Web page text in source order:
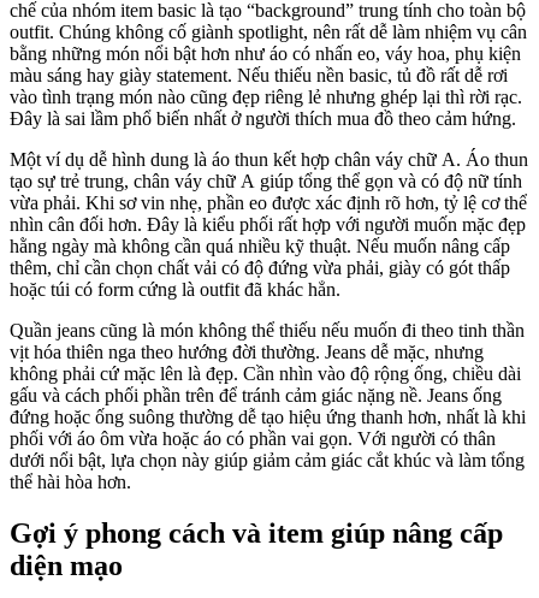
chế của nhóm item basic là tạo “background” trung tính cho toàn bộ
outfit. Chúng không cố giành spotlight, nên rất dễ làm nhiệm vụ cân
bằng những món nổi bật hơn như áo có nhấn eo, váy hoa, phụ kiện
màu sáng hay giày statement. Nếu thiếu nền basic, tủ đồ rất dễ rơi
vào tình trạng món nào cũng đẹp riêng lẻ nhưng ghép lại thì rời rạc.
Đây là sai lầm phổ biến nhất ở người thích mua đồ theo cảm hứng.
Một ví dụ dễ hình dung là áo thun kết hợp chân váy chữ A. Áo thun
tạo sự trẻ trung, chân váy chữ A giúp tổng thể gọn và có độ nữ tính
vừa phải. Khi sơ vin nhẹ, phần eo được xác định rõ hơn, tỷ lệ cơ thể
nhìn cân đối hơn. Đây là kiểu phối rất hợp với người muốn mặc đẹp
hằng ngày mà không cần quá nhiều kỹ thuật. Nếu muốn nâng cấp
thêm, chỉ cần chọn chất vải có độ đứng vừa phải, giày có gót thấp
hoặc túi có form cứng là outfit đã khác hẳn.
Quần jeans cũng là món không thể thiếu nếu muốn đi theo tinh thần
vịt hóa thiên nga theo hướng đời thường. Jeans dễ mặc, nhưng
không phải cứ mặc lên là đẹp. Cần nhìn vào độ rộng ống, chiều dài
gấu và cách phối phần trên để tránh cảm giác nặng nề. Jeans ống
đứng hoặc ống suông thường dễ tạo hiệu ứng thanh hơn, nhất là khi
phối với áo ôm vừa hoặc áo có phần vai gọn. Với người có thân
dưới nổi bật, lựa chọn này giúp giảm cảm giác cắt khúc và làm tổng
thể hài hòa hơn.
Gợi ý phong cách và item giúp nâng cấp
diện mạo